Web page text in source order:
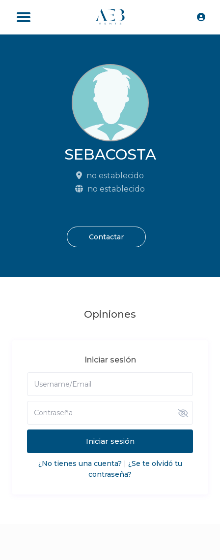
SEBACOSTA
no establecido
no establecido
Contactar
Opiniones
Iniciar sesión
Iniciar sesión
¿No tienes una cuenta? | ¿Se te olvidó tu
contraseña?